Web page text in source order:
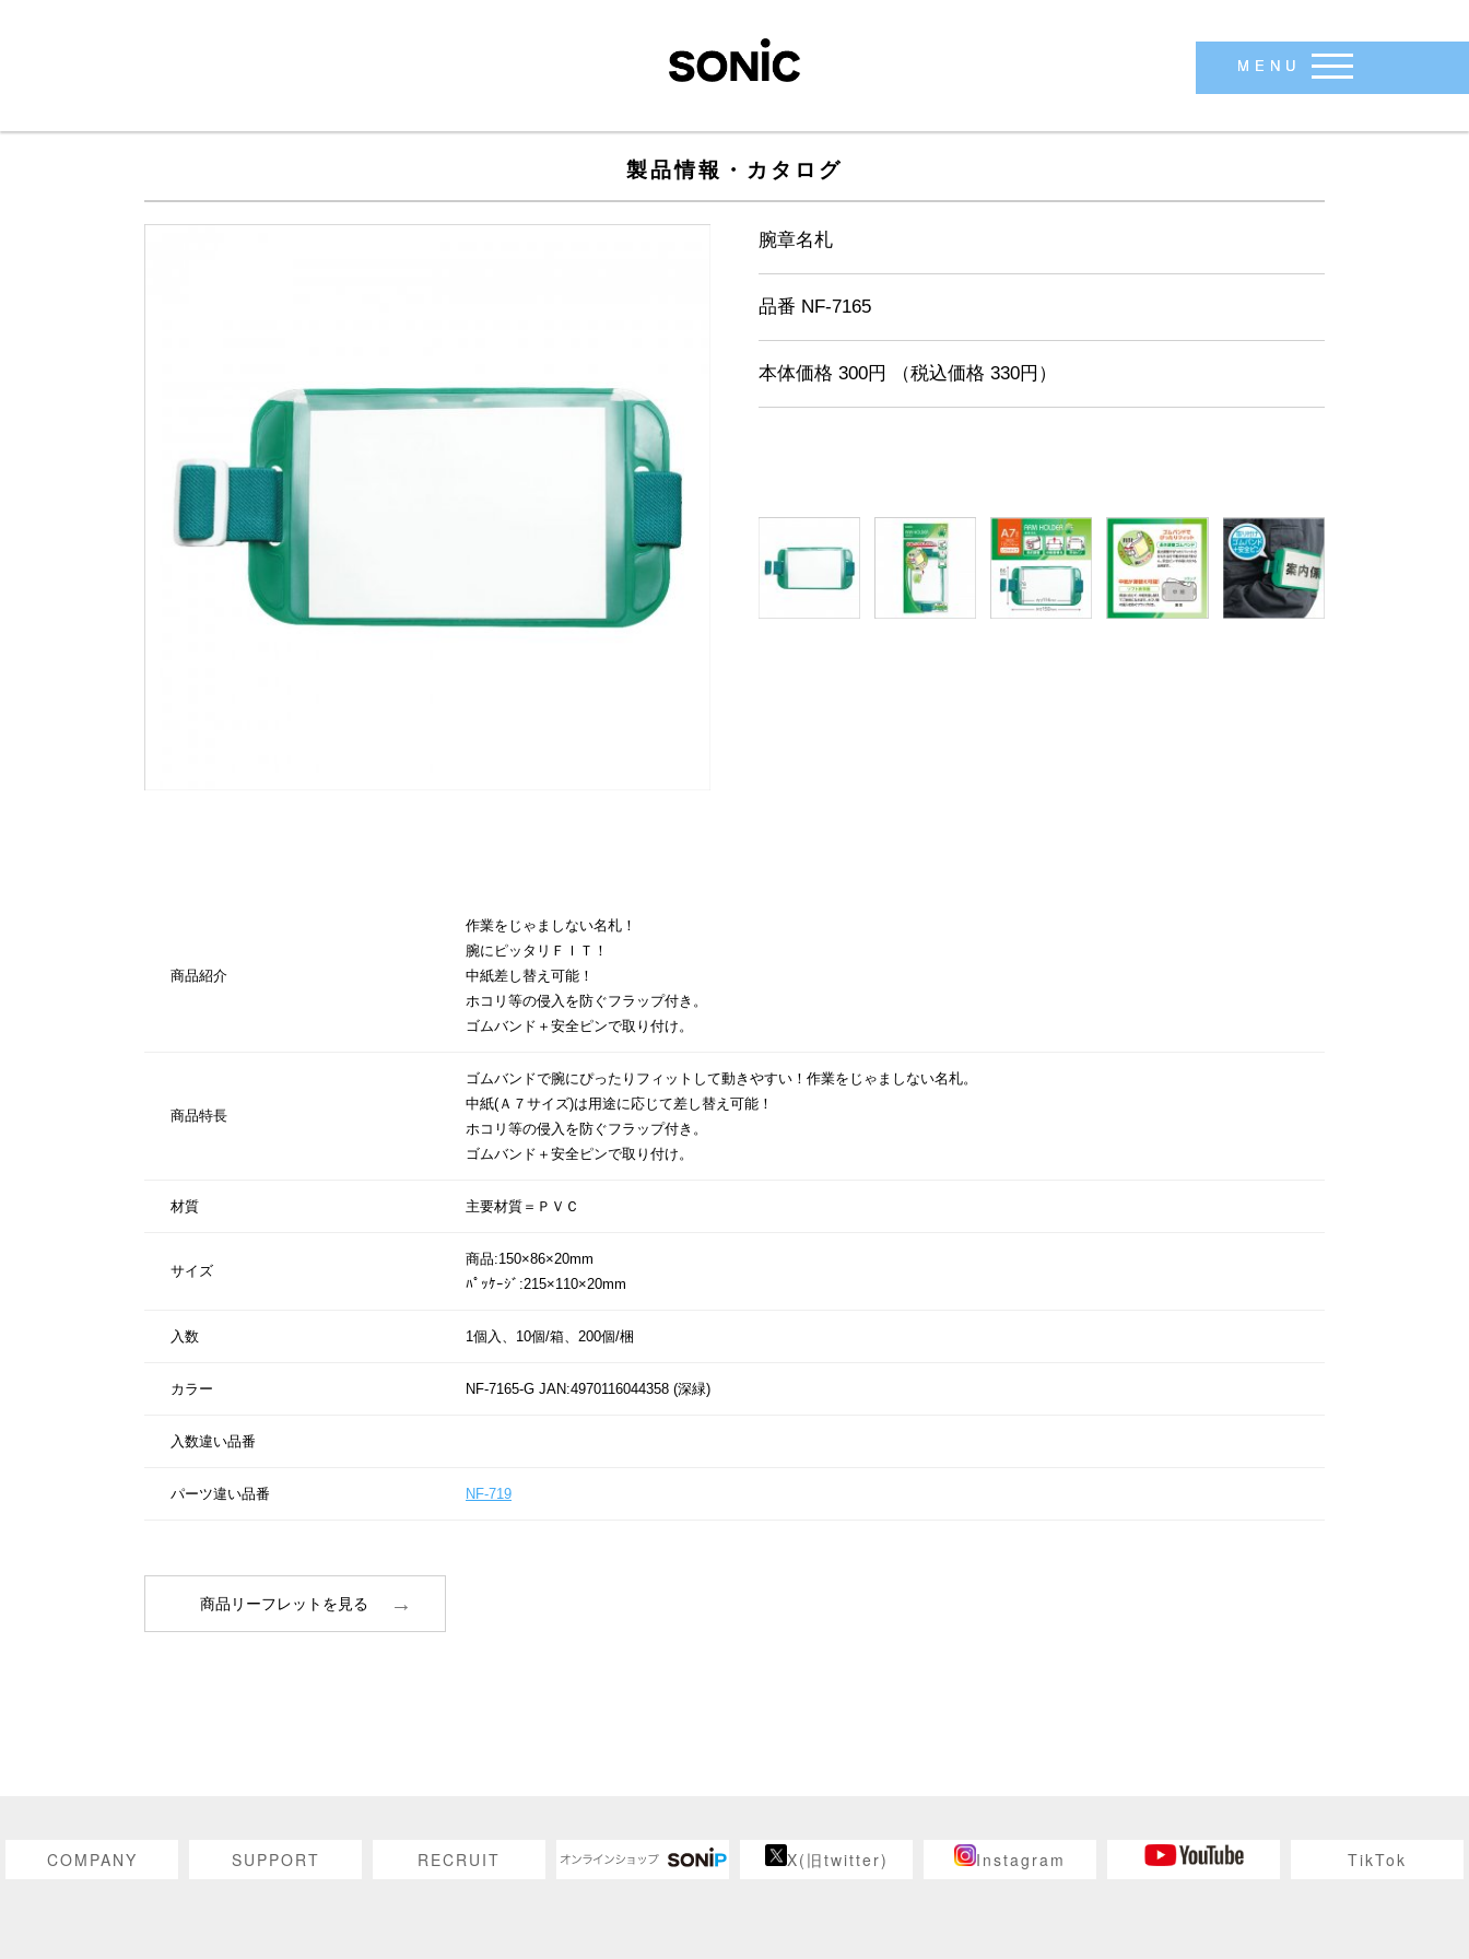
MENU
製品情報・カタログ
腕章名札
品番 NF-7165
本体価格 300円 （税込価格 330円）
商品紹介
作業をじゃましない名札！
腕にピッタリＦＩＴ！
中紙差し替え可能！
ホコリ等の侵入を防ぐフラップ付き。
ゴムバンド＋安全ピンで取り付け。
商品特長
ゴムバンドで腕にぴったりフィットして動きやすい！作業をじゃましない名札。
中紙(Ａ７サイズ)は用途に応じて差し替え可能！
ホコリ等の侵入を防ぐフラップ付き。
ゴムバンド＋安全ピンで取り付け。
材質 主要材質＝ＰＶＣ
サイズ
商品:150×86×20mm
ﾊﾟｯｹｰｼﾞ:215×110×20mm
入数 1個入、10個/箱、200個/梱
カラー NF-7165-G JAN:4970116044358 (深緑)
入数違い品番
パーツ違い品番 NF-719
商品リーフレットを見る
COMPANY SUPPORT RECRUIT X(旧twitter) Instagram TikTok